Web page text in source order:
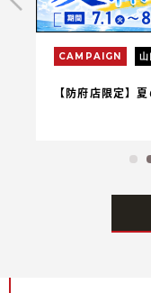
CAMPAIGN 山
【防府店限定】